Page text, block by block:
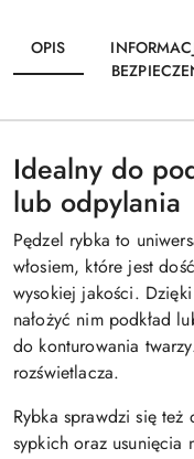
OPIS
Idealny do
lub odpylania
Pędzel rybka to
włosiem, które jest
wysokiej jakości.
nałożyć nim podkład
do konturowania
rozświetlacza.
Rybka sprawdzi się
sypkich oraz usunięcia